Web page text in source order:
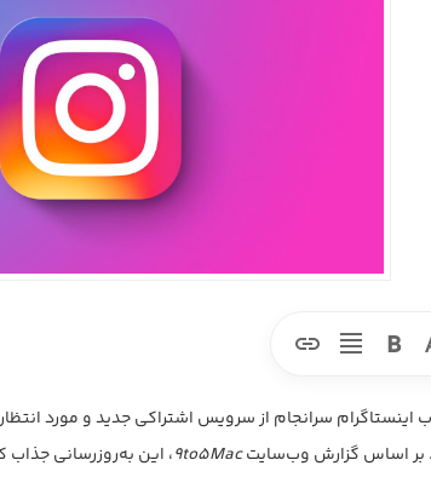
اینستاگرام سرانجام از سرویس اشتراکی جدید و مورد
بر اساس گزارش وب‌سایت9to5Mac